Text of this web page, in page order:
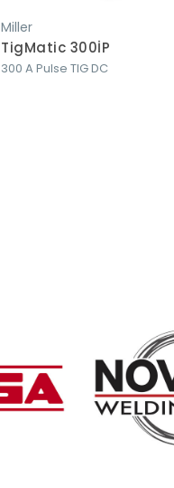
Miller
TigMatic 300İP
300 A Pulse TIG DC